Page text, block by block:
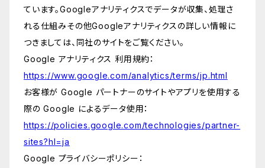
ています。Googleアナリティクスでデータが収集、処理さ
れる仕組みその他Googleアナリティクスの詳しい情報に
つきましては、同社のサイトをご覧ください。
Google アナリティクス 利用規約：
https://www.google.com/analytics/terms/jp.html
お客様が Google パートナーのサイトやアプリを使用する
際の Google によるデータ使用：
https://policies.google.com/technologies/partner-
sites?hl=ja
Google プライバシーポリシー：